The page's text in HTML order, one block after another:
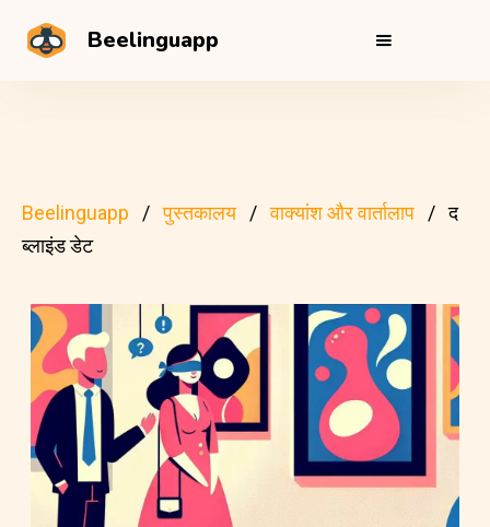
Beelinguapp
Beelinguapp पुस्तकालय वाक्यांश और वार्तालाप
द
ब्लाइंड डेट